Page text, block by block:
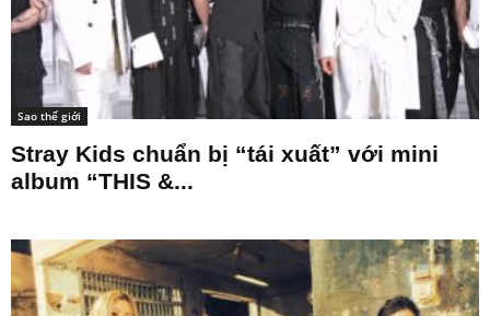
Sao thế giới
Stray Kids chuẩn bị “tái xuất” với mini
album “THIS &...